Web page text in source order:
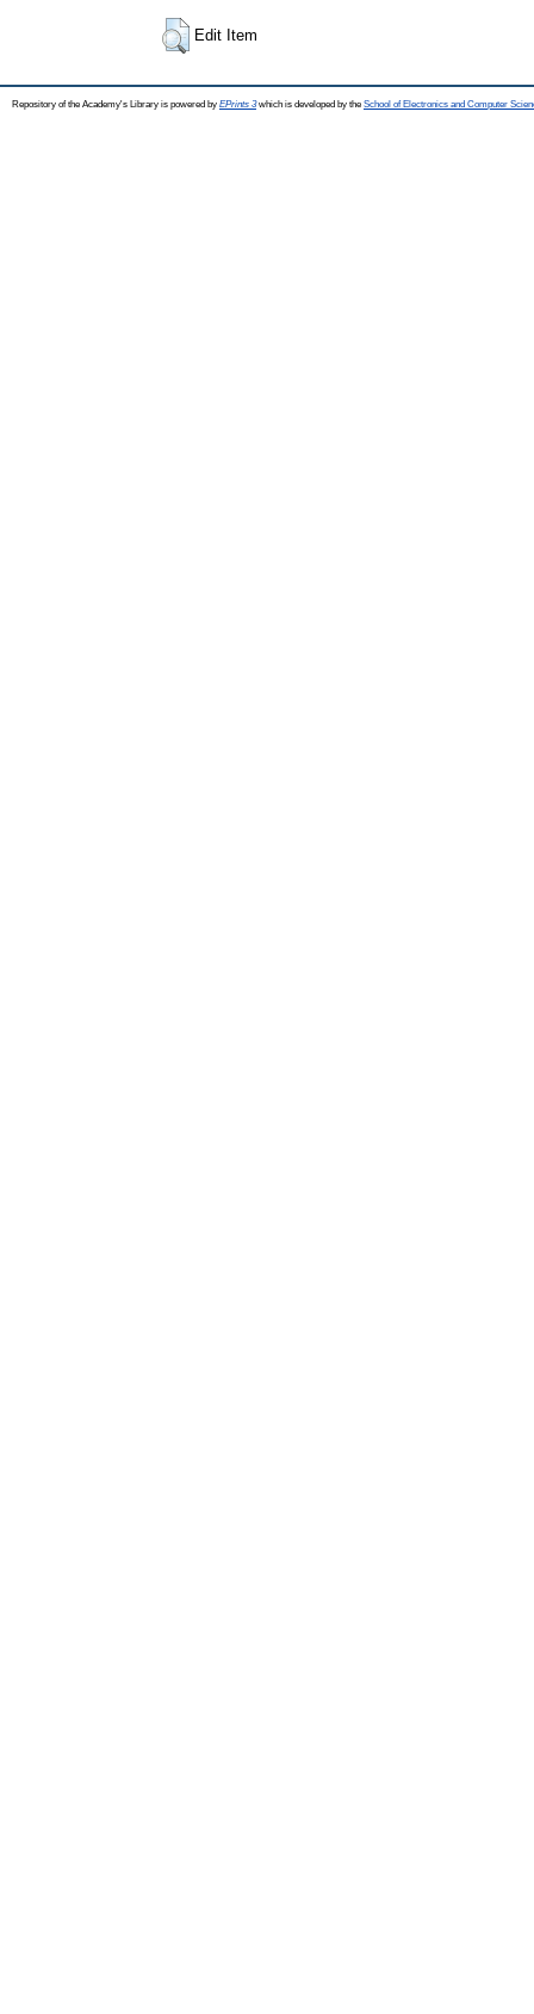
Edit Item
Repository of the Academy's Library is powered by EPrints 3which is developed by the School of Electronics and Computer